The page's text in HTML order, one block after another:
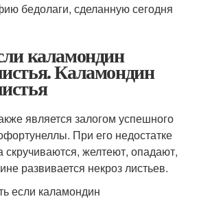
бедолаги, сделанную сегодня
каламондин
Каламондин
является залогом успешного
При его недостатке
скручиваются, желтеют, опадают,
развивается некроз листьев.